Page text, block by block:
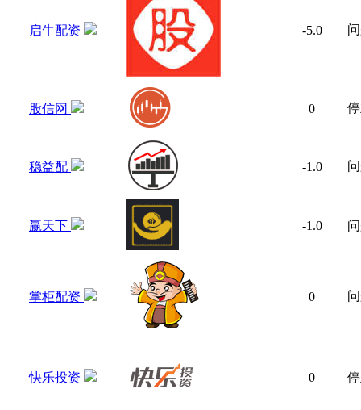
启牛配资 -5.0
股信网 0
稳益配 -1.0
赢天下 -1.0
掌柜配资 0
快乐投资 0